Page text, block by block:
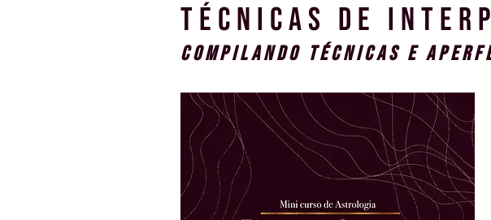
TÉCNICAS DE
COMPILANDO TÉCNICAS E